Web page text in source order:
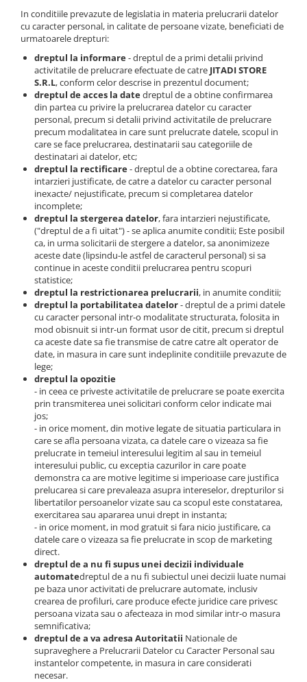
In conditiile prevazute de legislatia in materia prelucrarii datelor
cu caracter personal, in calitate de persoane vizate, beneficiati de
urmatoarele drepturi:
dreptul la informare- dreptul de a primi detalii privind
activitatile de prelucrare efectuate de catre JITADI STORE
S.R.L, conform celor descrise in prezentul document;
dreptul de acces la datedreptul de a obtine confirmarea
din partea cu privire la prelucrarea datelor cu caracter
personal, precum si detalii privind activitatile de prelucrare
precum modalitatea in care sunt prelucrate datele, scopul in
care se face prelucrarea, destinatarii sau categoriile de
destinatari ai datelor, etc;
dreptul la rectificare- dreptul de a obtine corectarea, fara
intarzieri justificate, de catre a datelor cu caracter personal
inexacte/ nejustificate, precum si completarea datelor
incomplete;
dreptul la stergerea datelor, fara intarzieri nejustificate,
("dreptul de a fi uitat") - se aplica anumite conditii; Este posibil
ca, in urma solicitarii de stergere a datelor, sa anonimizeze
aceste date (lipsindu-le astfel de caracterul personal) si sa
continue in aceste conditii prelucrarea pentru scopuri
statistice;
dreptul la restrictionarea prelucrarii, in anumite conditii;
dreptul la portabilitatea datelor- dreptul de a primi datele
cu caracter personal intr-o modalitate structurata, folosita in
mod obisnuit si intr-un format usor de citit, precum si dreptul
ca aceste date sa fie transmise de catre catre alt operator de
date, in masura in care sunt indeplinite conditiile prevazute de
lege;
dreptul la opozitie
- in ceea ce priveste activitatile de prelucrare se poate exercita
prin transmiterea unei solicitari conform celor indicate mai
jos;
- in orice moment, din motive legate de situatia particulara in
care se afla persoana vizata, ca datele care o vizeaza sa fie
prelucrate in temeiul interesului legitim al sau in temeiul
interesului public, cu exceptia cazurilor in care poate
demonstra ca are motive legitime si imperioase care justifica
prelucarea si care prevaleaza asupra intereselor, drepturilor si
libertatilor persoanelor vizate sau ca scopul este constatarea,
exercitarea sau apararea unui drept in instanta;
- in orice moment, in mod gratuit si fara nicio justificare, ca
datele care o vizeaza sa fie prelucrate in scop de marketing
direct.
dreptul de a nu fi supus unei decizii individuale
automatedreptul de a nu fi subiectul unei decizii luate numai
pe baza unor activitati de prelucrare automate, inclusiv
crearea de profiluri, care produce efecte juridice care privesc
persoana vizata sau o afecteaza in mod similar intr-o masura
semnificativa;
dreptul de a va adresa Autoritatii Nationale de
supraveghere a Prelucrarii Datelor cu Caracter Personal sau
instantelor competente, in masura in care considerati
necesar.